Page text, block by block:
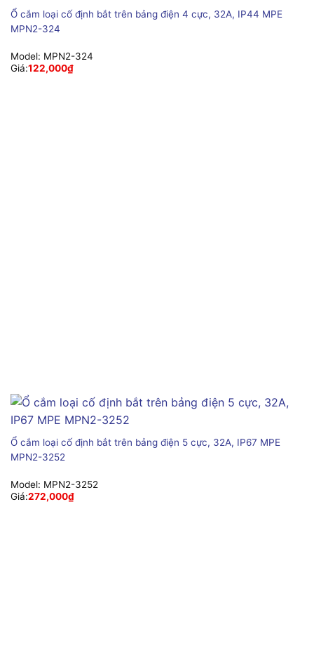
Ổ cắm loại cố định bắt trên bảng điện 4 cực, 32A, IP44 MPE
MPN2-324
Model: MPN2-324
Giá:122,000₫
Ổ cắm loại cố định bắt trên bảng điện 5 cực, 32A, IP67 MPE
MPN2-3252
Model: MPN2-3252
Giá:272,000₫